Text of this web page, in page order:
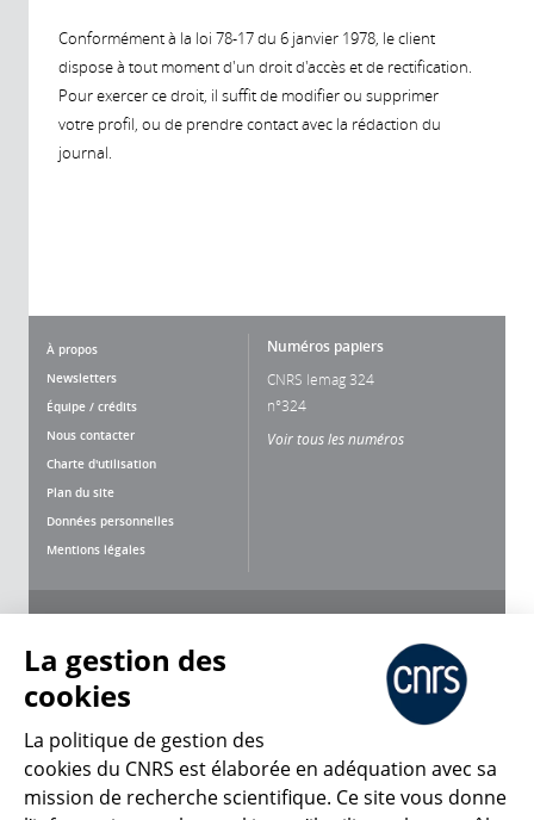
Conformément à la loi 78-17 du 6 janvier 1978, le client
dispose à tout moment d'un droit d'accès et de rectification.
Pour exercer ce droit, il suffit de modifier ou supprimer
votre profil, ou de prendre contact avec la rédaction du
journal.
À propos
Newsletters
Équipe / crédits
Nous contacter
Charte d'utilisation
Plan du site
Données personnelles
Mentions légales
Numéros papiers
CNRS lemag 324
n°324
Voir tous les numéros
CNRS Le Mag
La gestion des
cookies
La politique de gestion des
cookies du CNRS est élaborée en adéquation avec sa
mission de recherche scientifique. Ce site vous donne